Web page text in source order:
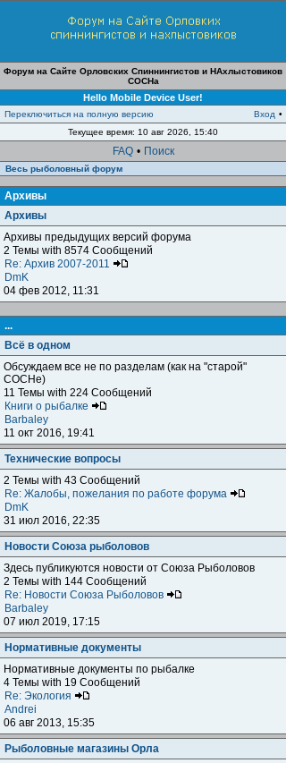
Форум на Сайте Орловских Спиннингистов и НАхлыстовиков
СОСНа
Hello Mobile Device User!
Переключиться на полную версию Вход •
Текущее время: 10 авг 2026, 15:40
FAQ • Поиск
Весь рыболовный форум
Архивы
Архивы
Архивы предыдущих версий форума
2 Темы with 8574 Сообщений
Re: Архив 2007-2011
DmK
04 фев 2012, 11:31
...
Всё в одном
Обсуждаем все не по разделам (как на "старой"
СОСНе)
11 Темы with 224 Сообщений
Книги о рыбалке
Barbaley
11 окт 2016, 19:41
Технические вопросы
2 Темы with 43 Сообщений
Re: Жалобы, пожелания по работе форума
DmK
31 июл 2016, 22:35
Новости Союза рыболовов
Здесь публикуются новости от Союза Рыболовов
2 Темы with 144 Сообщений
Re: Новости Союза Рыболовов
Barbaley
07 июл 2019, 17:15
Нормативные документы
Нормативные документы по рыбалке
4 Темы with 19 Сообщений
Re: Экология
Andrei
06 авг 2013, 15:35
Рыболовные магазины Орла